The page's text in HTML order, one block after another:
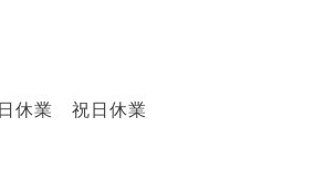
休業 祝日休業